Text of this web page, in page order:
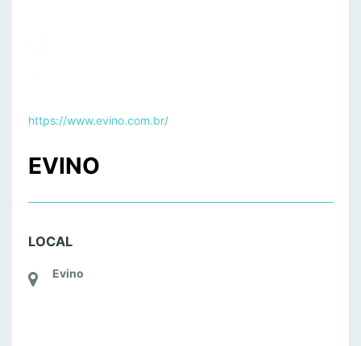
https://www.evino.com.br/
EVINO
LOCAL
Evino